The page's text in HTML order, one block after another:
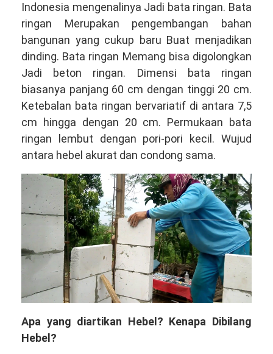
Indonesia mengenalinya Jadi bata ringan. Bata
ringan Merupakan pengembangan bahan
bangunan yang cukup baru Buat menjadikan
dinding. Bata ringan Memang bisa digolongkan
Jadi beton ringan. Dimensi bata ringan
biasanya panjang 60 cm dengan tinggi 20 cm.
Ketebalan bata ringan bervariatif di antara 7,5
cm hingga dengan 20 cm. Permukaan bata
ringan lembut dengan pori-pori kecil. Wujud
antara hebel akurat dan condong sama.
Apa yang diartikan Hebel? Kenapa Dibilang
Hebel?